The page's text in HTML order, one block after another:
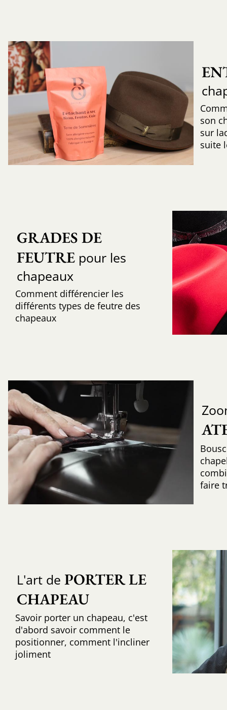
son
sur
suite
GRADES DE
FEUTREpour les
chapeaux
Comment différencier les
différents types de feutre des
chapeaux
faire
L'art de PORTER LE
CHAPEAU
Savoir porter un chapeau, c'est
d'abord savoir comment le
positionner, comment l'incliner
joliment